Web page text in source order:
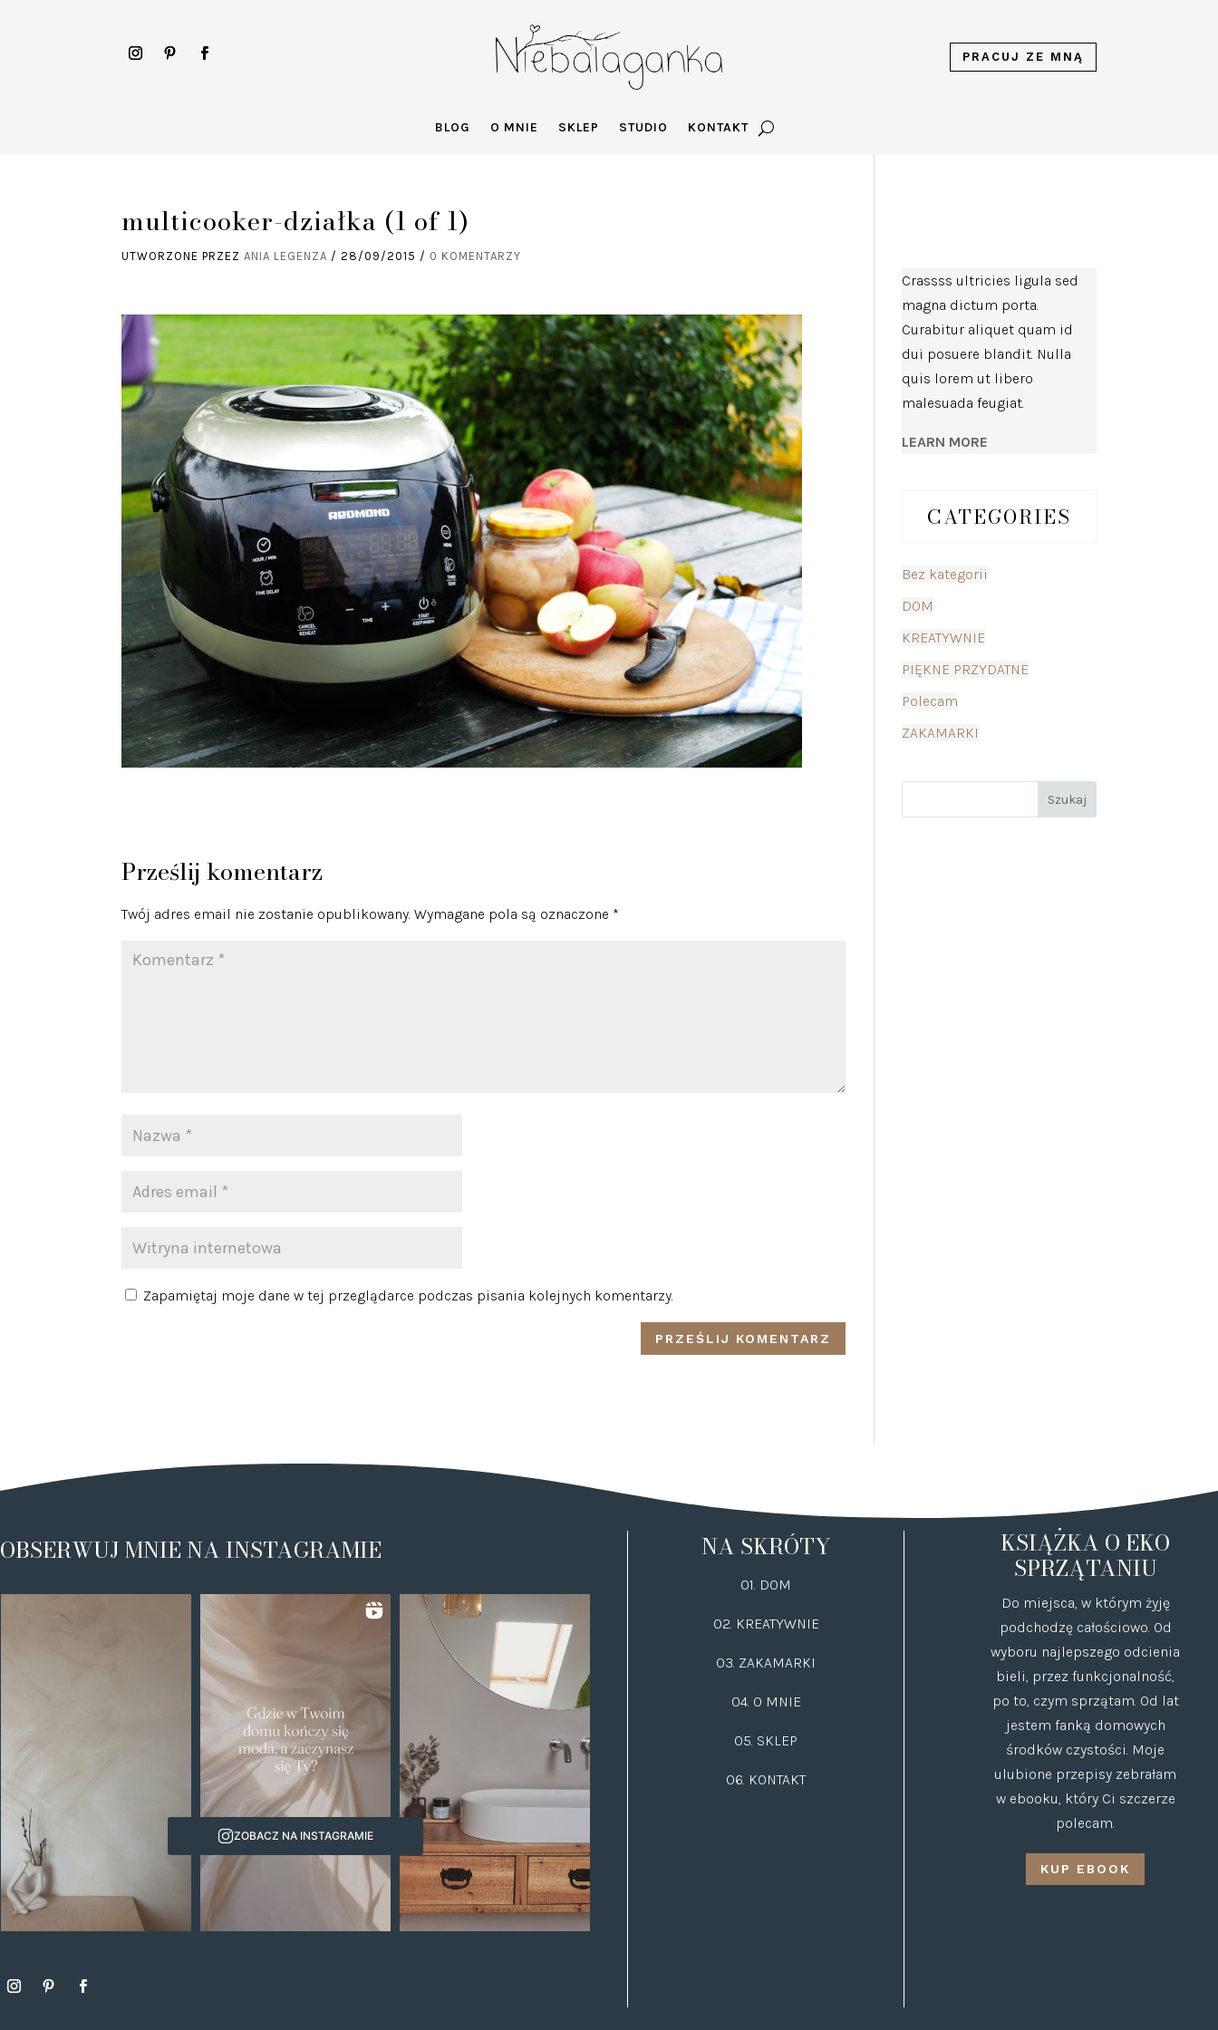
PRACUJ ZE MNĄ
BLOG O MNIE SKLEP STUDIO KONTAKT
multicooker-działka (1 of 1)
UTWORZONE PRZEZANIA LEGENZA /28/09/2015 / 0 KOMENTARZY
Prześlij komentarz
Twój adres email nie zostanie opublikowany. Wymagane pola są oznaczone *
Zapamiętaj moje dane w tej przeglądarce podczas pisania kolejnych komentarzy.
Crassss ultricies ligula sed
magna dictum porta.
Curabitur aliquet quam id
dui posuere blandit. Nulla
quis lorem ut libero
malesuada feugiat.
LEARN MORE
CATEGORIES
Bez kategorii
DOM
KREATYWNIE
PIĘKNE PRZYDATNE
Polecam
ZAKAMARKI
OBSERWUJ MNIE NA INSTAGRAMIE
ZOBACZ NA INSTAGRAMIE
NA SKRÓTY
01. DOM
02. KREATYWNIE
03. ZAKAMARKI
04. O MNIE
05. SKLEP
06. KONTAKT
KSIĄŻKA O EKO
SPRZĄTANIU
Do miejsca, w którym żyję
podchodzę całościowo. Od
wyboru najlepszego odcienia
bieli, przez funkcjonalność,
po to, czym sprzątam. Od lat
jestem fanką domowych
środków czystości. Moje
ulubione przepisy zebrałam
w ebooku, który Ci szczerze
polecam.
KUP EBOOK